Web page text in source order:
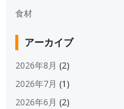
食材
アーカイブ
2026年8月 (2)
2026年7月 (1)
2026年6月 (2)